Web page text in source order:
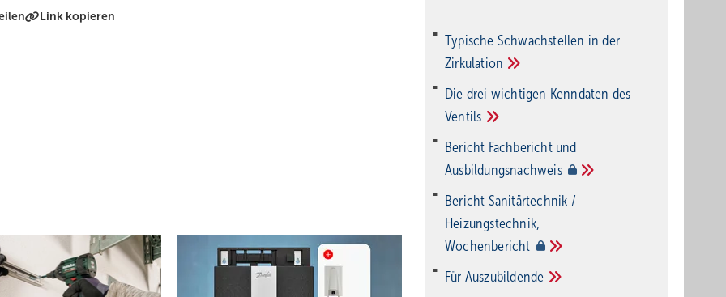
Link kopieren
Typische Schwachstellen in der
Zirkulation
Die drei wichtigen Kenndaten des
Ventils
Bericht Fachbericht und
Ausbildungsnachweis
Bericht Sanitärtechnik /
Heizungstechnik,
Wochenbericht
Für Auszubildende